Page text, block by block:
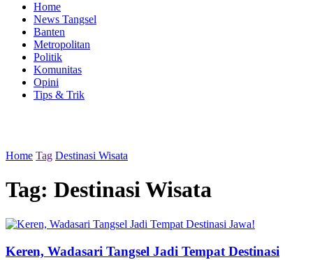
Home
News Tangsel
Banten
Metropolitan
Politik
Komunitas
Opini
Tips & Trik
Home Tag Destinasi Wisata
Tag: Destinasi Wisata
Keren, Wadasari Tangsel Jadi Tempat Destinasi